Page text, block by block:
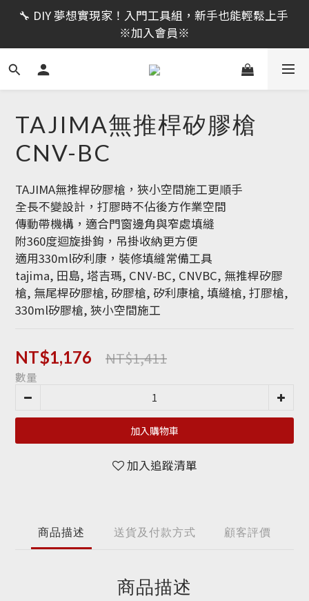
限時活動｜全館消費滿 NT$599 即享免運費，工具補貨
趁現在！立即逛活動商品
🔧 DIY 夢想實現家！入門工具組，新手也能輕鬆上手
※加入會員※
🔨 電動工具熱銷中！馬力強勁，助您輕鬆完成任務 ※
加入會員※
限時活動｜全館消費滿 NT$599 即享免運費，工具補貨
趁現在！立即逛活動商品
TAJIMA無推桿矽膠槍
CNV-BC
TAJIMA無推桿矽膠槍，狹小空間施工更順手
全長不變設計，打膠時不佔後方作業空間
傳動帶機構，適合門窗邊角與窄處填縫
附360度迴旋掛鉤，吊掛收納更方便
適用330ml矽利康，裝修填縫常備工具
tajima, 田島, 塔吉瑪, CNV-BC, CNVBC, 無推桿矽膠
槍, 無尾桿矽膠槍, 矽膠槍, 矽利康槍, 填縫槍, 打膠槍,
330ml矽膠槍, 狹小空間施工
NT$1,176 NT$1,411
數量
加入購物車
加入追蹤清單
商品描述 送貨及付款方式 顧客評價
商品描述